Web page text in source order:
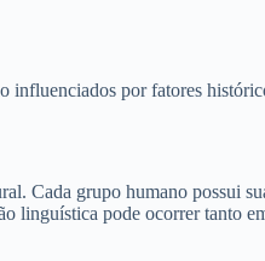
influenciados por fatores
Cada grupo humano possui
linguística pode ocorrer tanto